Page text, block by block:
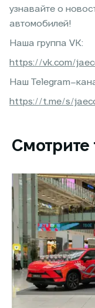
узнавайте о
автомобилей!
Наша группа VK:
https://vk.com/
Наш
https://t.me/s/
Смотрите